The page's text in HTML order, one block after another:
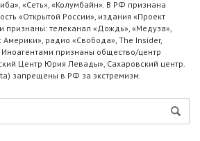
«Сеть», «Колумбайн». В РФ признана
«Открытой России», издания «Проект
признаны: телеканал «Дождь», «Медуза»,
Америки», радио «Свобода», The Insider,
признаны общество/центр
Центр Юрия Левады», Сахаровский центр.
запрещены в РФ за экстремизм.